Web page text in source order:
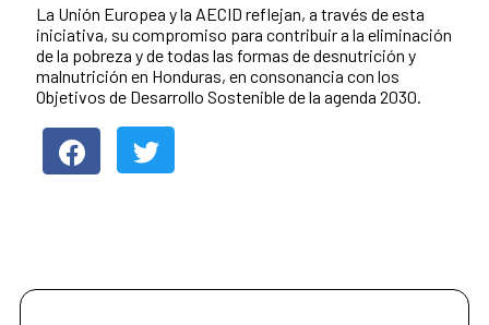
La Unión Europea y la AECID reflejan, a través de esta
iniciativa, su compromiso para contribuir a la eliminación
de la pobreza y de todas las formas de desnutrición y
malnutrición en Honduras, en consonancia con los
Objetivos de Desarrollo Sostenible de la agenda 2030.